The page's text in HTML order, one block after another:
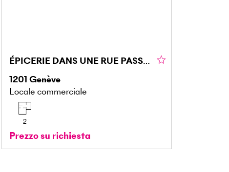
ÉPICERIE DANS UNE RUE PASSANTE
1201 Genève
Locale commerciale
2
Prezzo su richiesta